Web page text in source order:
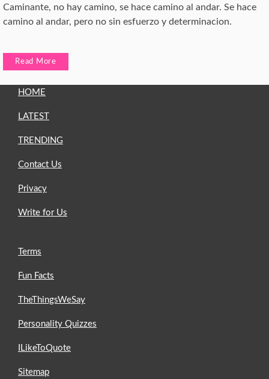
Caminante, no hay camino, se hace camino al andar. Se hace
camino al andar, pero no sin esfuerzo y determinacion.
Read More
HOME
LATEST
TRENDING
Contact Us
Privacy
Write for Us
Terms
Fun Facts
TheThingsWeSay
Personality Quizzes
ILikeToQuote
Sitemap